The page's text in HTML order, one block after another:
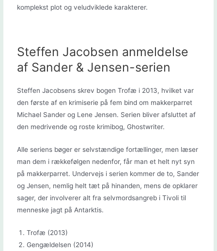
komplekst plot og veludviklede karakterer.
Steffen Jacobsen anmeldelse
af Sander & Jensen-serien
Steffen Jacobsens skrev bogen Trofæ i 2013, hvilket var
den første af en krimiserie på fem bind om makkerparret
Michael Sander og Lene Jensen. Serien bliver afsluttet af
den medrivende og roste krimibog, Ghostwriter.
Alle seriens bøger er selvstændige fortællinger, men læser
man dem i rækkefølgen nedenfor, får man et helt nyt syn
på makkerparret. Undervejs i serien kommer de to, Sander
og Jensen, nemlig helt tæt på hinanden, mens de opklarer
sager, der involverer alt fra selvmordsangreb i Tivoli til
menneske jagt på Antarktis.
Trofæ (2013)
Gengældelsen (2014)